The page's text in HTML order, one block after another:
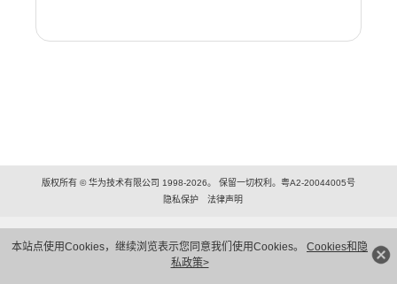
本站点使用Cookies，继续浏览表示您同意我们使用Cookies。 Cookies和隐
私政策>
版权所有 © 华为技术有限公司 1998-2026。 保留一切权利。粤A2-20044005号
隐私保护
法律声明